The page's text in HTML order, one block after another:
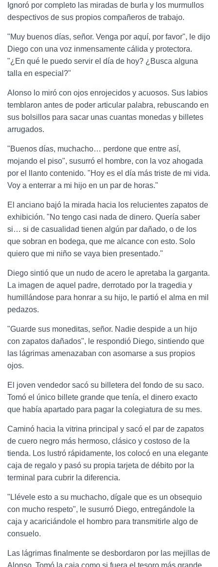
Ignoró por completo las miradas de burla y los murmullos
despectivos de sus propios compañeros de trabajo.
"Muy buenos días, señor. Venga por aquí, por favor", le dijo
Diego con una voz inmensamente cálida y protectora.
"¿En qué le puedo servir el día de hoy? ¿Busca alguna
talla en especial?"
Alonso lo miró con ojos enrojecidos y acuosos. Sus labios
temblaron antes de poder articular palabra, rebuscando en
sus bolsillos para sacar unas cuantas monedas y billetes
arrugados.
"Buenos días, muchacho… perdone que entre así,
mojando el piso", susurró el hombre, con la voz ahogada
por el llanto contenido. "Hoy es el día más triste de mi vida.
Voy a enterrar a mi hijo en un par de horas."
El anciano bajó la mirada hacia los relucientes zapatos de
exhibición. "No tengo casi nada de dinero. Quería saber
si… si de casualidad tienen algún par dañado, o de los
que sobran en bodega, que me alcance con esto. Solo
quiero que mi niño se vaya bien presentado."
Diego sintió que un nudo de acero le apretaba la garganta.
La imagen de aquel padre, derrotado por la tragedia y
humillándose para honrar a su hijo, le partió el alma en mil
pedazos.
"Guarde sus moneditas, señor. Nadie despide a un hijo
con zapatos dañados", le respondió Diego, sintiendo que
las lágrimas amenazaban con asomarse a sus propios
ojos.
El joven vendedor sacó su billetera del fondo de su saco.
Tomó el único billete grande que tenía, el dinero exacto
que había apartado para pagar la colegiatura de su mes.
Caminó hacia la vitrina principal y sacó el par de zapatos
de cuero negro más hermoso, clásico y costoso de la
tienda. Los lustró rápidamente, los colocó en una elegante
caja de regalo y pasó su propia tarjeta de débito por la
terminal para cubrir la diferencia.
"Llévele esto a su muchacho, dígale que es un obsequio
con mucho respeto", le susurró Diego, entregándole la
caja y acariciándole el hombro para transmitirle algo de
consuelo.
Las lágrimas finalmente se desbordaron por las mejillas de
Alonso. Tomó la caja como si fuera el tesoro más grande